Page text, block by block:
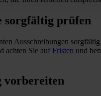
sorgfältig prüfen
Ausschreibungen
achten Sie auf Fristen und
vorbereiten